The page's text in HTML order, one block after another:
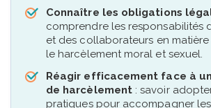
Connaître les obligations
comprendre les responsabilités
et des collaborateurs en
le harcèlement moral et sexuel.
Réagir efficacement face à
de harcèlement: savoir
pratiques pour accompagner